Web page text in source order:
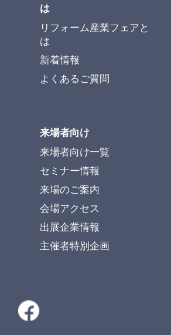
は
リフォーム産業フェアと
は
新着情報
よくあるご質問
来場者向け
来場者向け一覧
セミナー情報
来場のご案内
会場アクセス
出展企業情報
主催者特別企画